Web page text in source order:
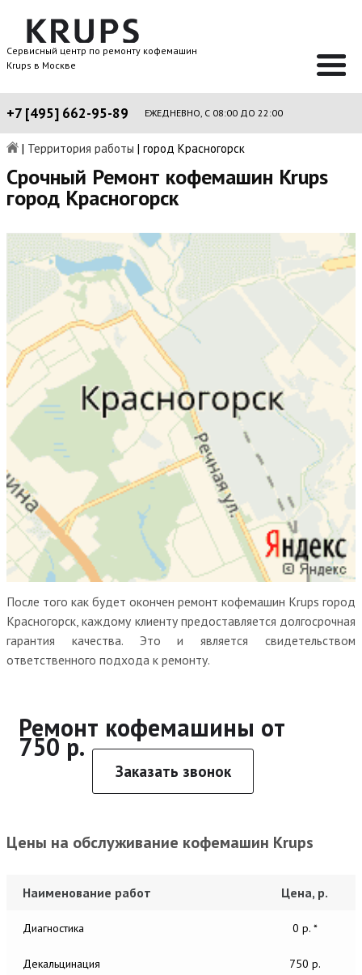
Сервисный центр по ремонту кофемашин
Krups в Москве
+7 [495] 662-95-89 ЕЖЕДНЕВНО, С 08:00 ДО 22:00
| Территория работы | город Красногорск
Срочный Ремонт кофемашин Krups
город Красногорск
После того как будет окончен ремонт кофемашин Krups город
Красногорск, каждому клиенту предоставляется долгосрочная
гарантия качества. Это и является свидетельством
ответственного подхода к ремонту.
Ремонт кофемашины от
750 р.
Заказать звонок
Цены на обслуживание кофемашин Krups
Наименование работ Цена, р.
Диагностика 0 р. *
Декальцинация 750 р.